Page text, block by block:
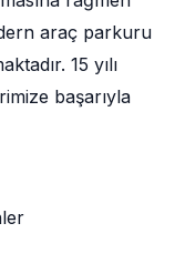
araç parkuru
15 yılı
başarıyla